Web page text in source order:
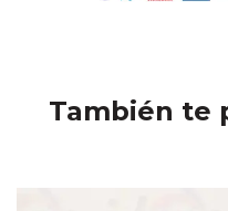
También te